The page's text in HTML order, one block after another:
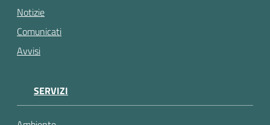
Notizie
Comunicati
Avvisi
SERVIZI